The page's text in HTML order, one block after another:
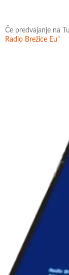
Če predvajanje na
Radio Brežice Eu"